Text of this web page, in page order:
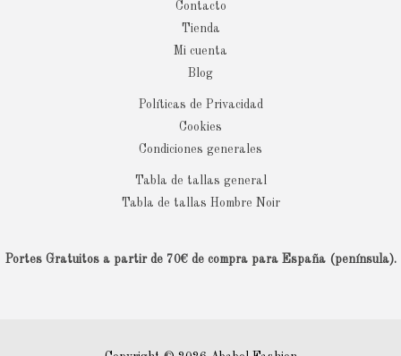
Contacto
Tienda
Mi cuenta
Blog
Políticas de Privacidad
Cookies
Condiciones generales
Tabla de tallas general
Tabla de tallas Hombre Noir
Portes Gratuitos a partir de 70€ de compra para España (península).